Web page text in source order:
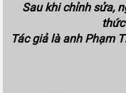
Sau khi chỉnh sửa,
Tác giả là anh Phạm